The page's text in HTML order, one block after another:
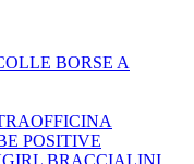
BORSE A
POSITIVE
BRACCIALINI